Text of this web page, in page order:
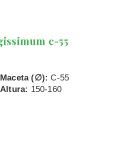
c-55
Maceta (∅): C-55
Altura: 150-160